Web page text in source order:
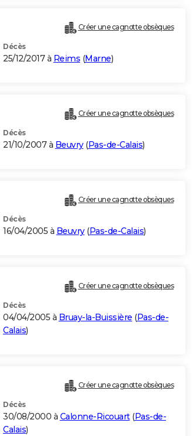
Créer une cagnotte obsèques
Décès
25/12/2017 à Reims (Marne)
Créer une cagnotte obsèques
Décès
21/10/2007 à Beuvry(Pas-de-Calais)
Créer une cagnotte obsèques
Décès
16/04/2005 à Beuvry(Pas-de-Calais)
Créer une cagnotte obsèques
Décès
04/04/2005 à Bruay-la-Buissière (Pas-de-
Calais)
Créer une cagnotte obsèques
Décès
30/08/2000 à Calonne-Ricouart(Pas-de-
Calais)